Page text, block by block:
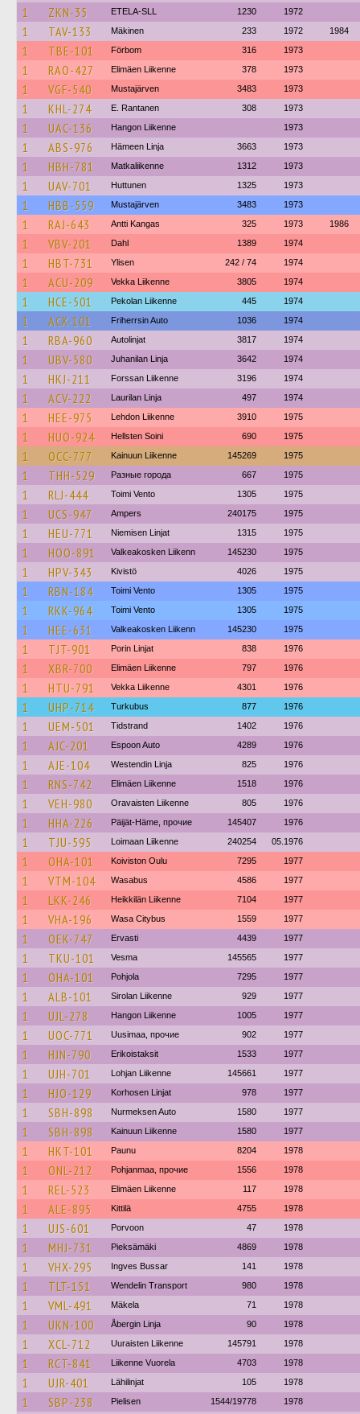
1
ZKN-35 ETELA-SLL 1230 1972
1 TAV-133 Mäkinen 233 1972 1984
1 TBE-101 Förbom 316 1973
1 RAO-427 Elimäen Liikenne 378 1973
1 VGF-540 Mustajärven 3483 1973
1 KHL-274 E. Rantanen 308 1973
1 UAC-136 Hangon Liikenne 1973
1 ABS-976 Hämeen Linja 3663 1973
1 HBH-781 Matkaliikenne 1312 1973
1 UAV-701 Huttunen 1325 1973
1 HBB-559 Mustajärven 3483 1973
1 RAJ-643 Antti Kangas 325 1973 1986
1 VBV-201 Dahl 1389 1974
1 HBT-731 Ylisen 242 / 74 1974
1 ACU-209 Vekka Liikenne 3805 1974
1 HCE-501 Pekolan Liikenne 445 1974
1 ACX-101 Friherrsin Auto 1036 1974
1 RBA-960 Autolinjat 3817 1974
1 UBV-580 Juhanilan Linja 3642 1974
1 HKJ-211 Forssan Liikenne 3196 1974
1 ACV-222 Laurilan Linja 497 1974
1 HEE-975 Lehdon Liikenne 3910 1975
1 HUO-924 Hellsten Soini 690 1975
1 OCC-777 Kainuun Liikenne 145269 1975
1 THH-529 Разные города 667 1975
1 RLJ-444 Toimi Vento 1305 1975
1 UCS-947 Ampers 240175 1975
1 HEU-771 Niemisen Linjat 1315 1975
1 HOO-891 Valkeakosken Liikenn 145230 1975
1 HPV-343 Kivistö 4026 1975
1 RBN-184 Toimi Vento 1305 1975
1 RKK-964 Toimi Vento 1305 1975
1 HEE-631 Valkeakosken Liikenn 145230 1975
1 TJT-901 Porin Linjat 838 1976
1 XBR-700 Elimäen Liikenne 797 1976
1 HTU-791 Vekka Liikenne 4301 1976
1 UHP-714 Turkubus 877 1976
1 UEM-501 Tidstrand 1402 1976
1 AJC-201 Espoon Auto 4289 1976
1 AJE-104 Westendin Linja 825 1976
1 RNS-742 Elimäen Liikenne 1518 1976
1 VEH-980 Oravaisten Liikenne 805 1976
1 HHA-226 Päijät-Häme, прочие 145407 1976
1 TJU-595 Loimaan Liikenne 240254 05.1976
1 OHA-101 Koiviston Oulu 7295 1977
1 VTM-104 Wasabus 4586 1977
1 LKK-246 Heikkilän Liikenne 7104 1977
1 VHA-196 Wasa Citybus 1559 1977
1 OEK-747 Ervasti 4439 1977
1 TKU-101 Vesma 145565 1977
1 OHA-101 Pohjola 7295 1977
1 ALB-101 Sirolan Liikenne 929 1977
1 UJL-278 Hangon Liikenne 1005 1977
1 UOC-771 Uusimaa, прочие 902 1977
1 HJN-790 Erikoistaksit 1533 1977
1 UJH-701 Lohjan Liikenne 145661 1977
1 HJO-129 Korhosen Linjat 978 1977
1 SBH-898 Nurmeksen Auto 1580 1977
1 SBH-898 Kainuun Liikenne 1580 1977
1 HKT-101 Paunu 8204 1978
1 ONL-212 Pohjanmaa, прочие 1556 1978
1 REL-523 Elimäen Liikenne 117 1978
1 ALE-895 Kittilä 4755 1978
1 UJS-601 Porvoon 47 1978
1 MHJ-731 Pieksämäki 4869 1978
1 VHX-295 Ingves Bussar 141 1978
1 TLT-151 Wendelin Transport 980 1978
1 VML-491 Mäkela 71 1978
1 UKN-100 Åbergin Linja 90 1978
1 XCL-712 Uuraisten Liikenne 145791 1978
1 RCT-841 Liikenne Vuorela 4703 1978
1 UJR-401 Lähilinjat 105 1978
1 SBP-238 Pielisen 1544/19778 1978